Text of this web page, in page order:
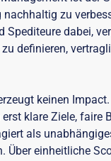
zu
Spediteure dabei,
definieren,
keinen
klare Ziele, faire
als
Über einheitliche